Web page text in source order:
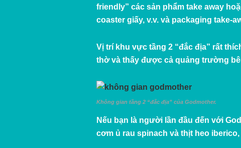
friendly” các sản phẩm take away
coaster giấy, v.v. và packaging take-
Vị trí khu vực tầng 2 “đắc địa” rất
thờ và thấy được cả quảng trường
Không gian tầng 2 “đắc địa” của Godmother.
Nếu bạn là người lần đầu đến với
cơm ủ rau spinach và thịt heo iberico,